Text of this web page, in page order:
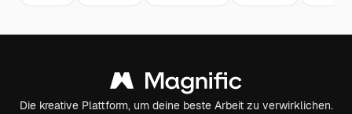
Die kreative Plattform, um deine beste Arbeit zu verwirklichen.